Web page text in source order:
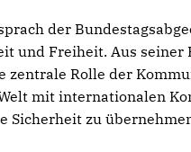
der
und Freiheit. Aus
zentrale Rolle der
mit internationalen
Sicherheit zu